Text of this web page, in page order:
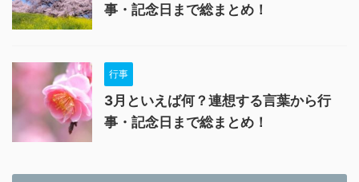
事・記念日まで総まとめ！
行事
3月といえば何？連想する言葉から行
事・記念日まで総まとめ！